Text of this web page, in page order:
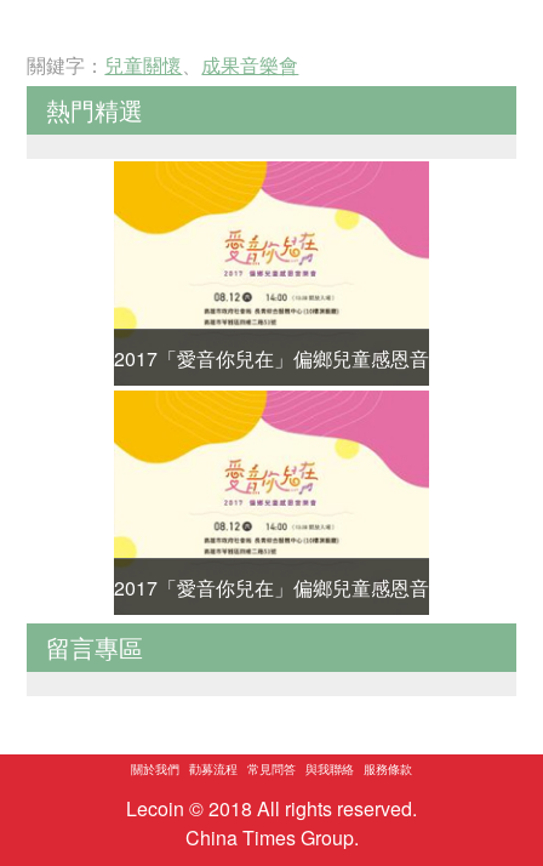
關鍵字： 兒童關懷、 成果音樂會
熱門精選
2017「愛音你兒在」偏鄉兒童感恩音
樂會
2017「愛音你兒在」偏鄉兒童感恩音
留言專區
關於我們 勸募流程 常見問答 與我聯絡 服務條款
Lecoin © 2018 All rights reserved.
China Times Group.